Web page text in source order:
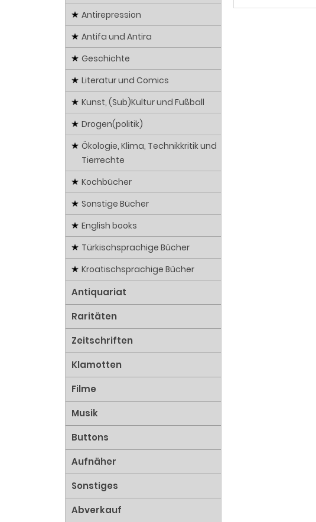
Antirepression
Antifa und Antira
Geschichte
Literatur und Comics
Kunst, (Sub)Kultur und Fußball
Drogen(politik)
Ökologie, Klima, Technikkritik und
Tierrechte
Kochbücher
Sonstige Bücher
English books
Türkischsprachige Bücher
Kroatischsprachige Bücher
Antiquariat
Raritäten
Zeitschriften
Klamotten
Filme
Musik
Buttons
Aufnäher
Sonstiges
Abverkauf